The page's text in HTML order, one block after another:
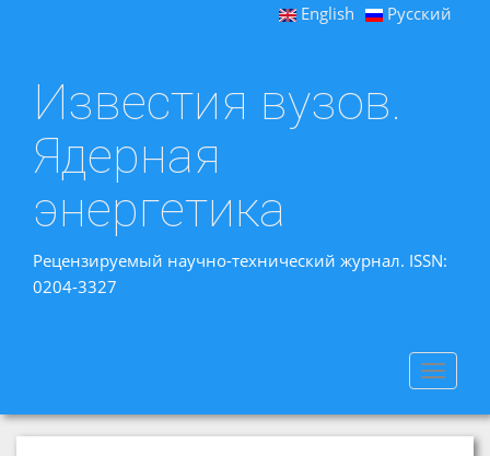
English Русский
Известия вузов.
Ядерная
энергетика
Рецензируемый научно-технический журнал. ISSN:
0204-3327
Toggle